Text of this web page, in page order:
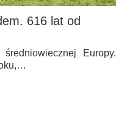
616 lat od
Europy.